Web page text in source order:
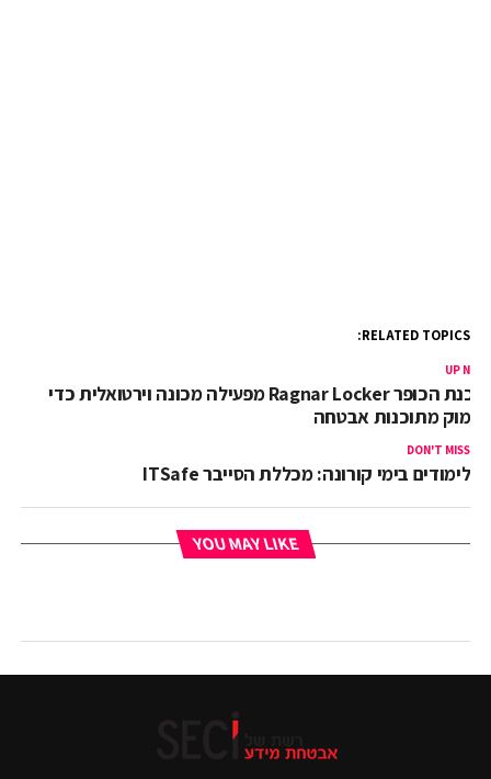
RELATED TOPICS:
UP
תוכנת הכופר Ragnar Locker מפעילה מכונה וירטואלית כדי
מתוכנות אבטחה
DON'T MISS
לימודים בימי קורונה: מכללת הסייבר ITSafe
YOU MAY LIKE